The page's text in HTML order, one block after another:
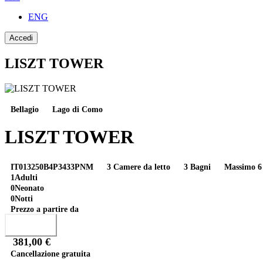
ENG
Accedi
LISZT TOWER
Bellagio Lago di Como
LISZT TOWER
IT013250B4P3433PNM 3 Camere da letto 3 Bagni
Massimo
1 Adulti
0Neonato
0Notti
Prezzo a partire da
381,00 €
Cancellazione gratuita